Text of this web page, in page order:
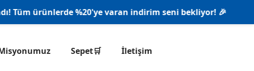
ürünlerde %20'ye varan indirim seni bekliyor! 🎉
Sepet🛒 İletişim